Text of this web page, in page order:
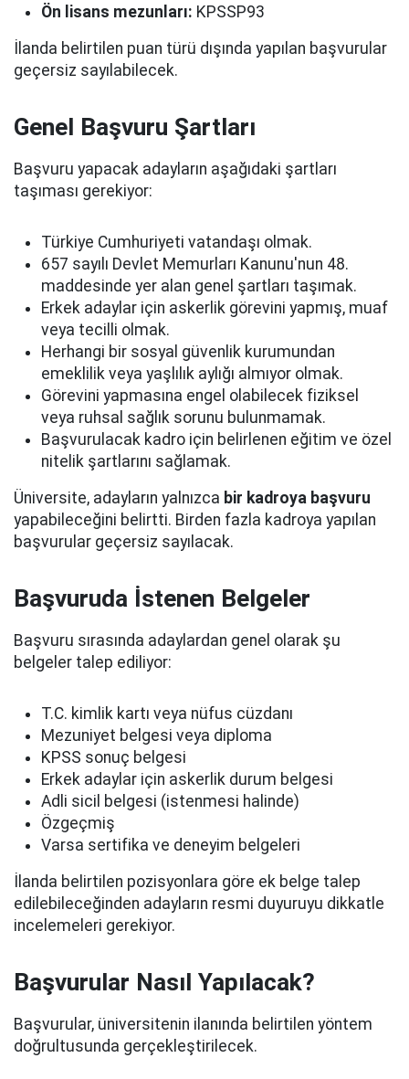
Ön lisans mezunları: KPSSP93
İlanda belirtilen puan türü dışında yapılan başvurular
geçersiz sayılabilecek.
Genel Başvuru Şartları
Başvuru yapacak adayların aşağıdaki şartları
taşıması gerekiyor:
Türkiye Cumhuriyeti vatandaşı olmak.
657 sayılı Devlet Memurları Kanunu'nun 48.
maddesinde yer alan genel şartları taşımak.
Erkek adaylar için askerlik görevini yapmış, muaf
veya tecilli olmak.
Herhangi bir sosyal güvenlik kurumundan
emeklilik veya yaşlılık aylığı almıyor olmak.
Görevini yapmasına engel olabilecek fiziksel
veya ruhsal sağlık sorunu bulunmamak.
Başvurulacak kadro için belirlenen eğitim ve özel
nitelik şartlarını sağlamak.
Üniversite, adayların yalnızca bir kadroya başvuru
yapabileceğini belirtti. Birden fazla kadroya yapılan
başvurular geçersiz sayılacak.
Başvuruda İstenen Belgeler
Başvuru sırasında adaylardan genel olarak şu
belgeler talep ediliyor:
T.C. kimlik kartı veya nüfus cüzdanı
Mezuniyet belgesi veya diploma
KPSS sonuç belgesi
Erkek adaylar için askerlik durum belgesi
Adli sicil belgesi (istenmesi halinde)
Özgeçmiş
Varsa sertifika ve deneyim belgeleri
İlanda belirtilen pozisyonlara göre ek belge talep
edilebileceğinden adayların resmi duyuruyu dikkatle
incelemeleri gerekiyor.
Başvurular Nasıl Yapılacak?
Başvurular, üniversitenin ilanında belirtilen yöntem
doğrultusunda gerçekleştirilecek.